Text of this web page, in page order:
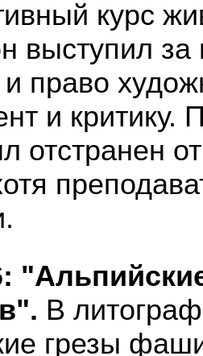
курс
выступил
и право
и критику.
отстранен
В
грезы